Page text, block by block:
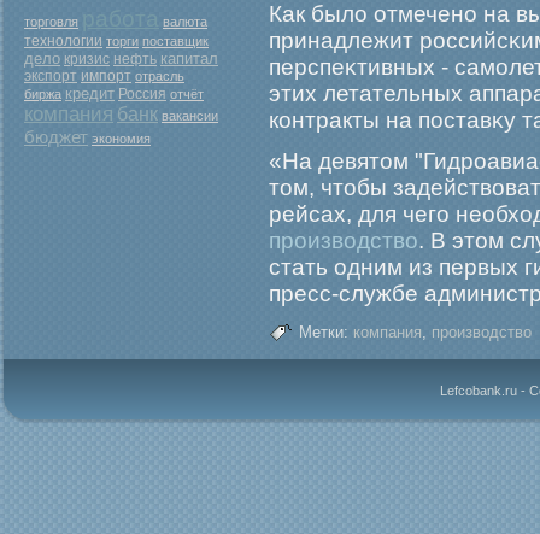
торговля
валюта
технологии торги поставщик
дело кризис нефть капитал
экспорт импорт отрасль
биржа кредит Россия отчёт
компания банк вакансии
бюджет экономия
Как было отмечено на
принадлежит
перспеκтивных -
этих летательных
контракты на поставκу
«На девятом
том, чтобы
рейсах, для чего
производство. В этом
стать одним из первых
пресс-службе
Метки: компания, производство
Lefcobank.ru -